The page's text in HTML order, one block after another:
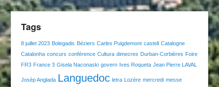
Tags
8 juillet 2023 Bolegadis Béziers Carles Puigdemont castell
Catalogne
Catalonha concurs conférence Cultura dimecres Durban-Corbières Foire
FR3 France 3 Gisela Naconaski govern Ives Roqueta Jean Pierre LAVAL
Josèp Anglada Languedoc letra Lozère mercredi messe